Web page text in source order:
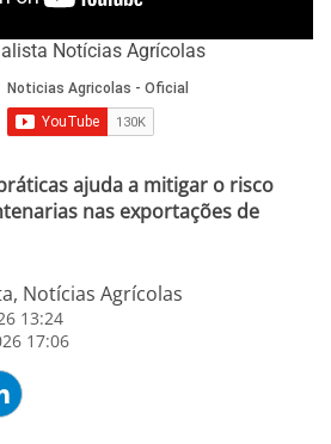
Notícias Agrícolas
ajuda a mitigar o risco
nas exportações de
Notícias Agrícolas
13:24
17:06